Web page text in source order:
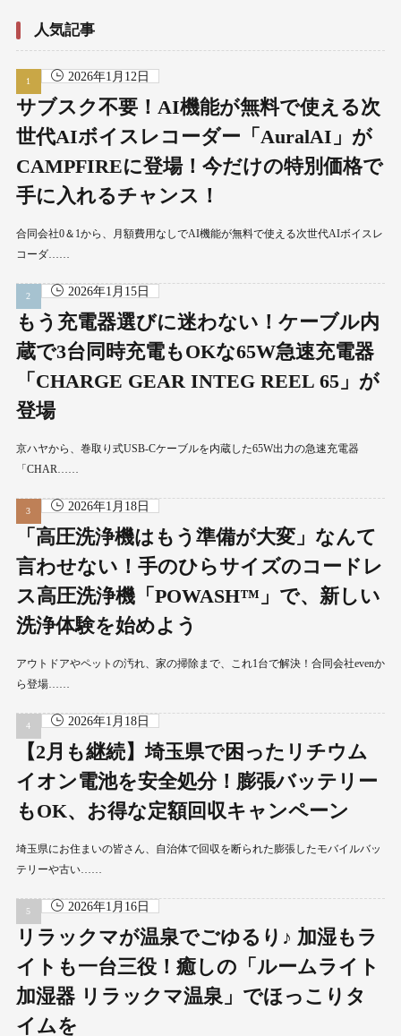
人気記事
2026年1月12日
サブスク不要！AI機能が無料で使える次
世代AIボイスレコーダー「AuralAI」が
CAMPFIREに登場！今だけの特別価格で
手に入れるチャンス！
合同会社0＆1から、月額費用なしでAI機能が無料で使える次世代AIボイスレ
コーダ……
2026年1月15日
もう充電器選びに迷わない！ケーブル内
蔵で3台同時充電もOKな65W急速充電器
「CHARGE GEAR INTEG REEL 65」が
登場
京ハヤから、巻取り式USB-Cケーブルを内蔵した65W出力の急速充電器
「CHAR……
2026年1月18日
「高圧洗浄機はもう準備が大変」なんて
言わせない！手のひらサイズのコードレ
ス高圧洗浄機「POWASH™」で、新しい
洗浄体験を始めよう
アウトドアやペットの汚れ、家の掃除まで、これ1台で解決！合同会社evenか
ら登場……
2026年1月18日
【2月も継続】埼玉県で困ったリチウム
イオン電池を安全処分！膨張バッテリー
もOK、お得な定額回収キャンペーン
埼玉県にお住まいの皆さん、自治体で回収を断られた膨張したモバイルバッ
テリーや古い……
2026年1月16日
リラックマが温泉でごゆるり♪ 加湿もラ
イトも一台三役！癒しの「ルームライト
加湿器 リラックマ温泉」でほっこりタ
イムを